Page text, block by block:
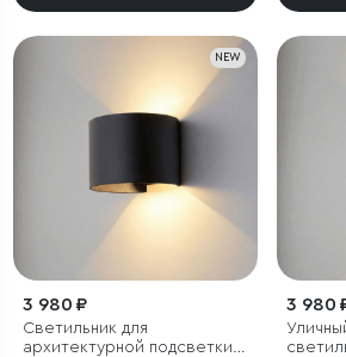
NEW
3 980 ₽
Светильник для
архитектурной подсветки
3 980